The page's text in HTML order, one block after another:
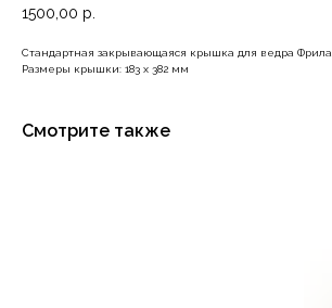
1500,00 р.
Стандартная закрывающаяся крышка для ведра
Размеры крышки: 183 х 382 мм
Смотрите также